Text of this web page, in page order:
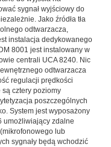
sygnał wyjściowy do
Jako źródła tła
odtwarzacza,
instalacja dedykowanego
8001 jest instalowany w
centrali UCA 8240. Nic
odtwarzacza
regulacji prędkości
są cztery poziomy
poszczególnych
System jest wyposażony
umożliwiający zdalne
lub
sygnały będą wchodzić